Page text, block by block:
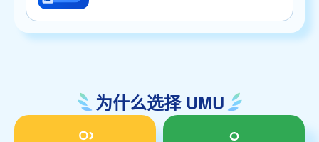
为什么选择 UMU